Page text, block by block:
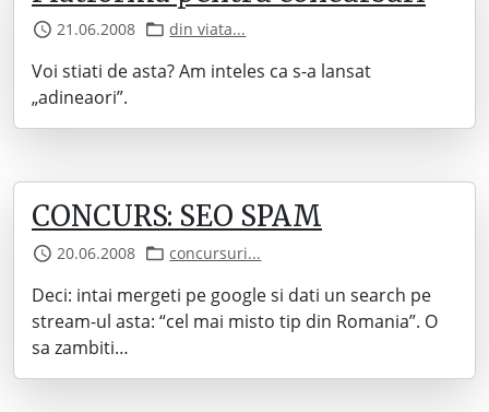
21.06.2008 din viata...
Voi stiati de asta? Am inteles ca s-a lansat
„adineaori”.
CONCURS: SEO SPAM
20.06.2008 concursuri...
Deci: intai mergeti pe google si dati un search pe
stream-ul asta: “cel mai misto tip din Romania”. O
sa zambiti…